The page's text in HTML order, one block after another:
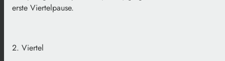
erste Viertelpause.
2. Viertel